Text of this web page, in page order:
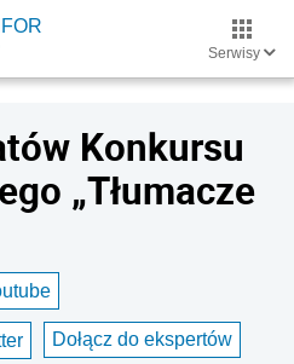
Serwisy
Konkursu
„Tłumacze
Dołącz do ekspertów